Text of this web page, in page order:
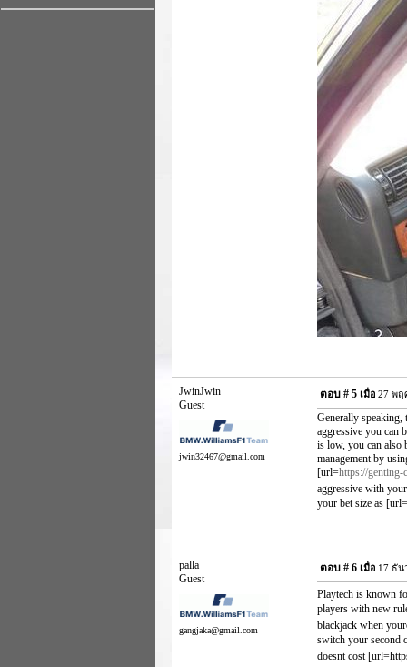
JwinJwin
Guest
jwin32467@gmail.com
ตอบ # 5 เมื่อ 27 พฤ
Generally
aggressive you can
is low, you can also
management by
[url=https://
aggressive with
your bet size as [url=
palla
Guest
gangjaka@gmail.com
ตอบ # 6 เมื่อ 17 ธัน
Playtech is known
players with new
blackjack when
switch your second
doesnt cost